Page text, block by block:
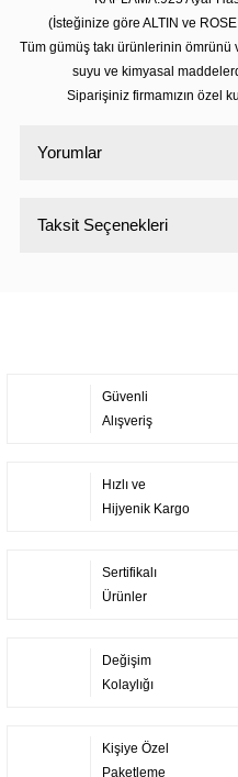
(İsteğinize göre ALTIN ve
Tüm gümüş takı ürünlerinin ömrünü
suyu ve kimyasal
Siparişiniz firmamızın özel
Yorumlar
Taksit Seçenekleri
Güvenli
Alışveriş
Hızlı ve
Hijyenik Kargo
Sertifikalı
Ürünler
Değişim
Kolaylığı
Kişiye Özel
Paketleme